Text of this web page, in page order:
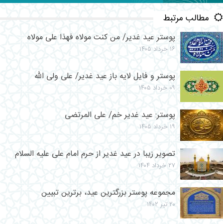
مطالب مرتبط
پوستر عید غدیر/ من کنت مولاه فهذا علی مولاه
۱۶ خرداد ۱۴۰۵
پوستر و فایل لایه باز عید غدیر/ علی ولی الله
۰۹ خرداد ۱۴۰۵
پوستر: عید غدیر خم/ علی المرتضی
۱۹ خرداد ۱۴۰۵
تصویر زیبا در عید غدیر از حرم امام علی علیه السلام
۲۷ خرداد ۱۴۰۴
مجموعه پوستر بزرگترین عید، برترین تبیین
۲۰ تیر ۱۴۰۲